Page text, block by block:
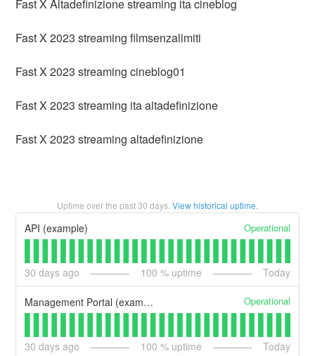
Fast X Altadefinizione streaming ita cineblog
Fast X 2023 streaming filmsenzalimiti
Fast X 2023 streaming cineblog01
Fast X 2023 streaming ita altadefinizione
Fast X 2023 streaming altadefinizione
Uptime over the past30 days. View historical uptime.
API (example) Operational
30 days ago 100 % uptime Today
Management Portal (example) Operational
30 days ago 100 % uptime Today